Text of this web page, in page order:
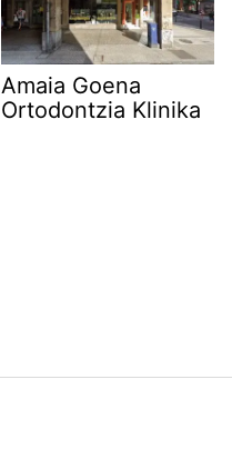
Amaia Goena
Ortodontzia Klinika